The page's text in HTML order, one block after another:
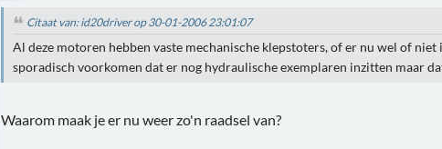
Citaat van: id20driver op 30-01-2006 23:01:07
Al deze motoren hebben vaste mechanische klepstoters, of er nu wel of
sporadisch voorkomen dat er nog hydraulische exemplaren inzitten maar
Waarom maak je er nu weer zo'n raadsel van?